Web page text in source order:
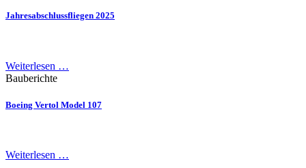
Jahresabschlussfliegen 2025
Weiterlesen …
Bauberichte
Boeing Vertol Model 107
Weiterlesen …